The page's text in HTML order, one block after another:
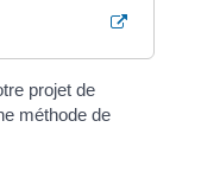
projet de
méthode de